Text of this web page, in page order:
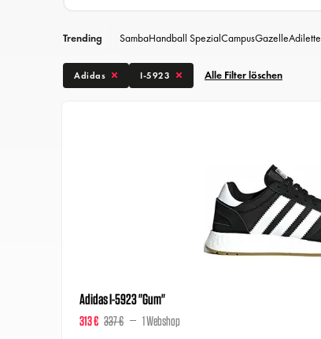
Trending SambaHandball SpezialCampusGazelleAdilette
Adidas I-5923 Alle Filter löschen
Adidas I-5923 "Gum"
313 € 337 € 1 Webshop